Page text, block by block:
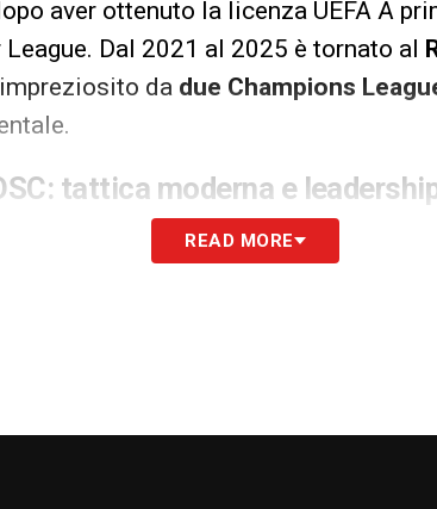
aver ottenuto la licenza UEFA A
League. Dal 2021 al 2025 è tornato al
da due Champions
tattica moderna e
deciso di mettersi in proprio: da
unita alla capacità di parlare sei lingue
READ MORE